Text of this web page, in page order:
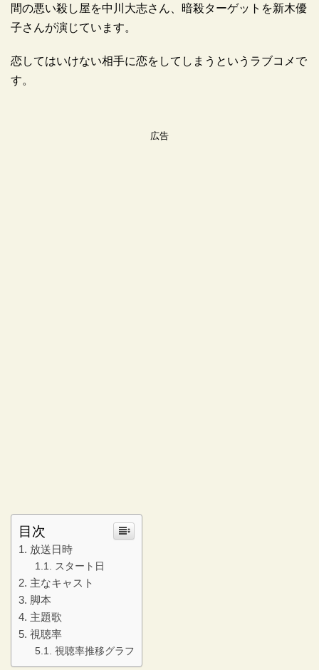
間の悪い殺し屋を中川大志さん、暗殺ターゲットを新木優
子さんが演じています。
恋してはいけない相手に恋をしてしまうというラブコメで
す。
広告
目次
放送日時
スタート日
主なキャスト
脚本
主題歌
視聴率
視聴率推移グラフ